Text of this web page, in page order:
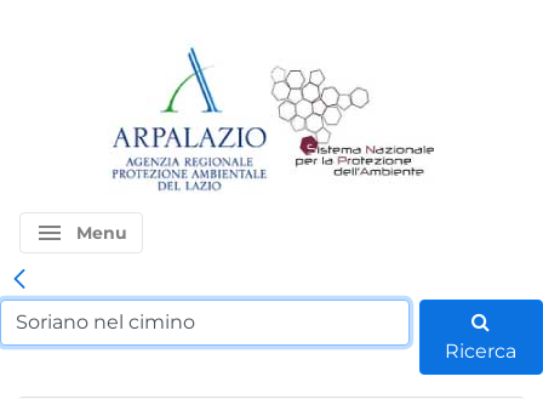
menu Menu
Ricerca